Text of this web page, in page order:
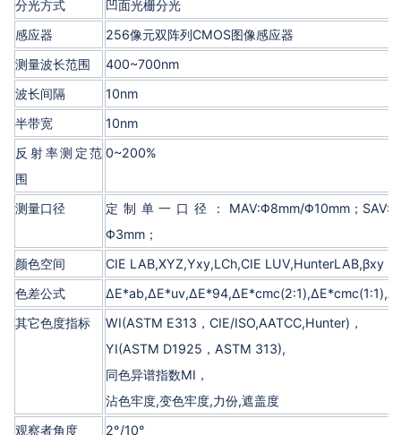
分光方式
凹面光栅分光
感应器
256像元双阵列CMOS图像感应器
测量波长范围
400~700nm
波长间隔
10nm
半带宽
10nm
反射率测定范
围
0~200%
测量口径
定制单一口径：MAV:Φ8mm/Φ10mm；
Φ3mm；
颜色空间
CIE LAB,XYZ,Yxy,LCh,CIE LUV,HunterLAB,βxy
色差公式
其它色度指标
WI(ASTM E313，CIE/ISO,AATCC,Hunter)，
YI(ASTM D1925，ASTM 313),
同色异谱指数MI，
沾色牢度,变色牢度,力份,遮盖度
观察者角度
2°/10°